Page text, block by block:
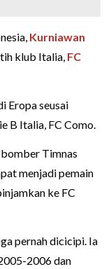
Kurniawan
klub Italia, FC
Eropa seusai
B Italia, FC Como.
Timnas
menjadi pemain
ke FC
pernah dicicipi. Ia
2006 dan